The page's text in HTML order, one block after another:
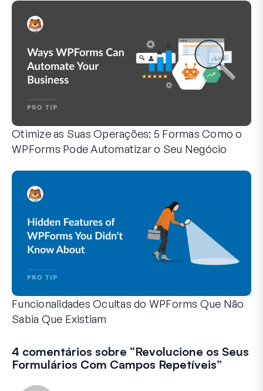
Otimize as Suas Operações: 5 Formas Como o
WPForms Pode Automatizar o Seu Negócio
Funcionalidades Ocultas do WPForms Que Não
Sabia Que Existiam
4 comentários sobre “Revolucione os Seus
Formulários Com Campos Repetíveis”